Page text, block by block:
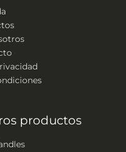
productos